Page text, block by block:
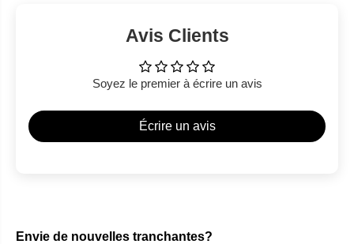
Avis Clients
Soyez le premier à écrire un avis
Écrire un avis
Envie de nouvelles tranchantes?